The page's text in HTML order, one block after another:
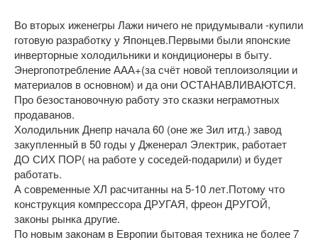
Во вторых иженегры Лажи ничего не придумывали -купили
готовую разработку у Японцев.Первыми были японские
инверторные холодильники и кондиционеры в быту.
Энергопотребление ААА+(за счёт новой теплоизоляции и
материалов в основном) и да они ОСТАНАВЛИВАЮТСЯ.
Про безостановочную работу это сказки неграмотных
продаванов.
Холодильник Днепр начала 60 (оне же Зил итд.) завод
закупленный в 50 годы у Дженерал Электрик, работает
ДО СИХ ПОР( на работе у соседей-подарили) и будет
работать.
А современные ХЛ расчитанны на 5-10 лет.Потому что
конструкция компрессора ДРУГАЯ, фреон ДРУГОЙ,
законы рынка другие.
По новым законам в Европии бытовая техника не более 7